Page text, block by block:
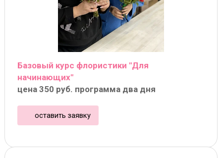
Базовый курс флористики "Для
начинающих"
цена 350 руб. программа два дня
оставить заявку